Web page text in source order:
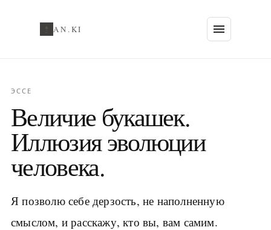
AN.KI
ЭССЕ
Величие букашек.
Иллюзия эволюции
человека.
Я позволю себе дерзость, не наполненную
смыслом, и расскажу, кто вы, вам самим.